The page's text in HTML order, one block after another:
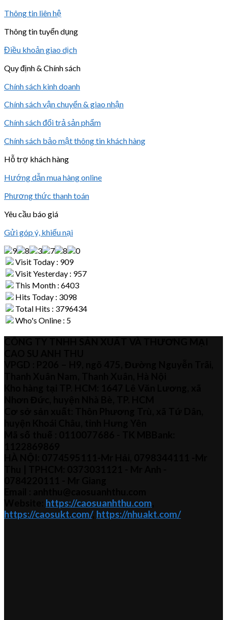
Thông tin liên hệ
Thông tin tuyển dụng
Điều khoản giao dịch
Quy định & Chính sách
Chính sách kinh doanh
Chính sách vận chuyển & giao nhận
Chính sách đổi trả sản phẩm
Chính sách bảo mật thông tin khách hàng
Hỗ trợ khách hàng
Hướng dẫn mua hàng online
Phương thức thanh toán
Yêu cầu báo giá
Gửi góp ý, khiếu nại
Visit Today : 909
Visit Yesterday : 957
This Month : 6403
Hits Today : 3098
Total Hits : 3796434
Who's Online : 5
https://caosuanhthu.com
https://caosukt.com/, https://nhuakt.com/